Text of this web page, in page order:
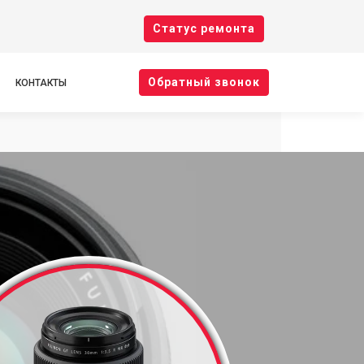
Cтатус ремонта
КОНТАКТЫ Oбратный звонок